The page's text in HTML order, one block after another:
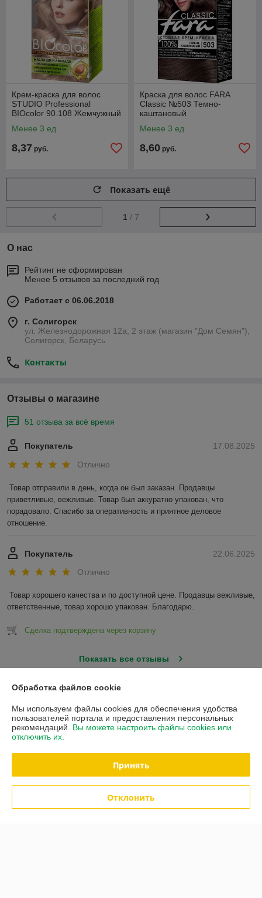
Крем-краска для волос
STUDIO Professional
BIOcolor 90.108 Жемчужный
Менее 3 ед.
8,37 руб.
Краска для волос FARA
Classic №503 Темно-
каштановый
Менее 3 ед.
8,60 руб.
Показать ещё
1 / 7
О нас
Рейтинг не сформирован
Менее 5 отзывов за последний год
Работает с 06.06.2018
г. Солигорск
ул. Железнодорожная 12а, 2 этаж (магазин "Дом Семян"),
Солигорск, Беларусь
Контакты
Отзывы о магазине
51 отзыва за всё время
17.08.2025
Покупатель
Отлично
Товар отправили в день, когда он был заказан. Продавцы
приветливые, вежливые. Товар был аккуратно упакован, что
порадовало. Спасибо за оперативность и приятное деловое
отношение.
22.06.2025
Покупатель
Отлично
Товар хорошего качества и по доступной цене. Продавцы вежливые,
ответственные, товар хорошо упакован. Благодарю.
Сделка подтверждена через корзину
Показать все отзывы
Контакты
Доставка и оплата
Политика обработки cookies
Обработка файлов cookie
Мы используем файлы cookies для обеспечения удобства
пользователей портала и предоставления персональных
рекомендаций. Вы можете настроить файлы cookies или
отключить их.
Принять
Отклонить